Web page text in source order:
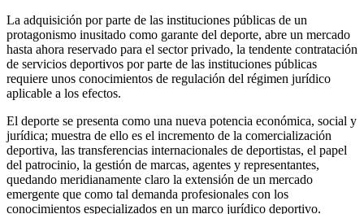
La adquisición por parte de las instituciones públicas de un
protagonismo inusitado como garante del deporte, abre un mercado
hasta ahora reservado para el sector privado, la tendente contratación
de servicios deportivos por parte de las instituciones públicas
requiere unos conocimientos de regulación del régimen jurídico
aplicable a los efectos.
El deporte se presenta como una nueva potencia económica, social y
jurídica; muestra de ello es el incremento de la comercialización
deportiva, las transferencias internacionales de deportistas, el papel
del patrocinio, la gestión de marcas, agentes y representantes,
quedando meridianamente claro la extensión de un mercado
emergente que como tal demanda profesionales con los
conocimientos especializados en un marco jurídico deportivo.